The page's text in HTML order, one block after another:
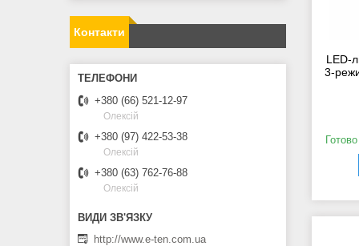
LED-
3-
Контакти
+380 (66) 521-12-97
Олексій
+380 (97) 422-53-38
Олексій
+380 (63) 762-76-88
Олексій
http://www.e-ten.com.ua